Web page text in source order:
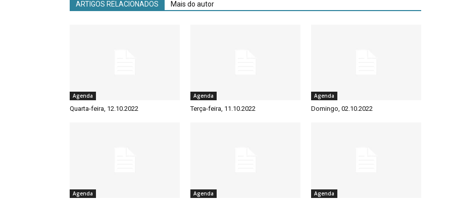
ARTIGOS RELACIONADOS Mais do autor
Agenda
Quarta-feira, 12.10.2022
Agenda
Terça-feira, 11.10.2022
Agenda
Domingo, 02.10.2022
Agenda Agenda Agenda